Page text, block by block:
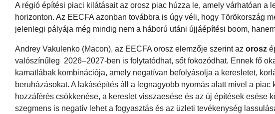
A régió építési piaci kilátásait az orosz piac húzza le, amely várhatóan
horizonton. Az EECFA azonban továbbra is úgy véli, hogy Törökország
jelenlegi pályája még mindig nem a háború utáni újjáépítési boom,
Andrey Vakulenko (Macon), az EECFA orosz elemzője szerint az orosz
valószínűleg 2026–2027-ben is folytatódhat, sőt fokozódhat. Ennek fő
kamatlábak kombinációja, amely negatívan befolyásolja a keresletet,
beruházásokat. A lakásépítés áll a legnagyobb nyomás alatt mivel a
hozzáférés csökkenése, a kereslet visszaesése és az új építések esése
szegmens is negatív lehet a fogyasztás és az üzleti tevékenység